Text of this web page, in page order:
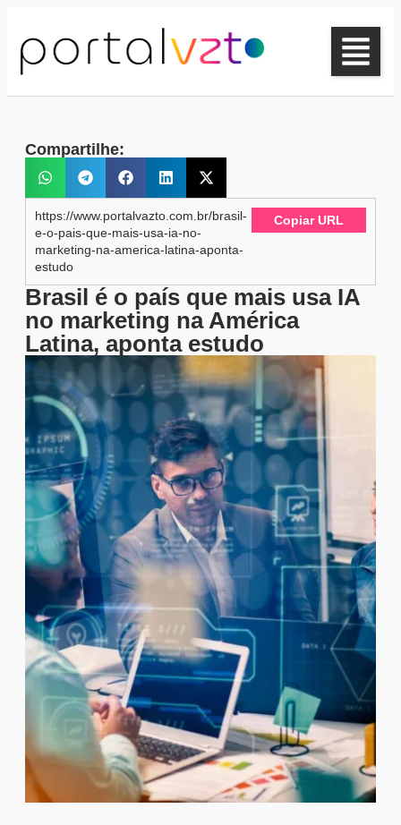
Compartilhe:
https://www.portalvazto.com.br/brasil-
e-o-pais-que-mais-usa-ia-no-
marketing-na-america-latina-aponta-
estudo
Copiar URL
Brasil é o país que mais usa IA
no marketing na América
Latina, aponta estudo